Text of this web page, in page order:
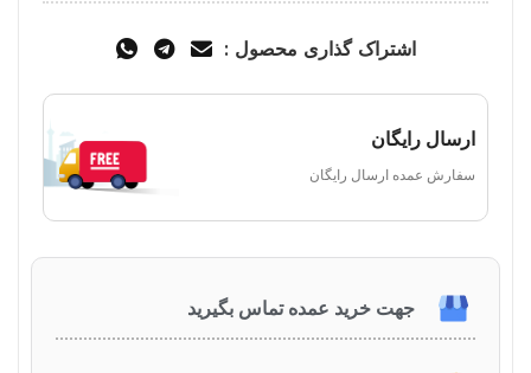
اشتراک گذاری محصول :
ارسال رایگان
سفارش عمده ارسال رایگان
جهت خرید عمده تماس بگیرید